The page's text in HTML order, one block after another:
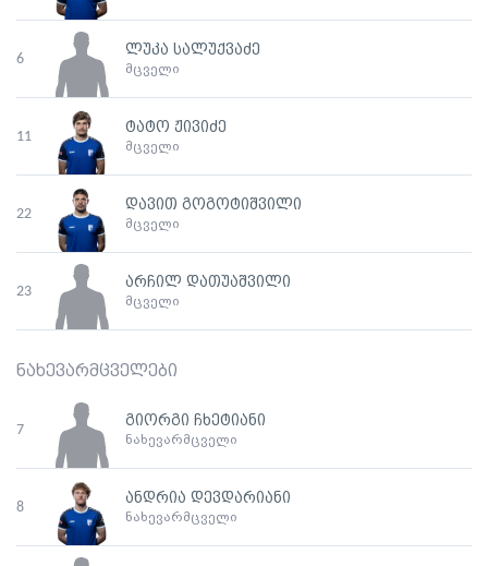
6
ლუკა სალუქვაძე
მცველი
11
ტატო ჟივიძე
მცველი
22
დავით გოგოტიშვილი
მცველი
23
არჩილ დათუაშვილი
მცველი
ნახევარმცველები
7
გიორგი ჩხეტიანი
ნახევარმცველი
8
ანდრია დევდარიანი
ნახევარმცველი